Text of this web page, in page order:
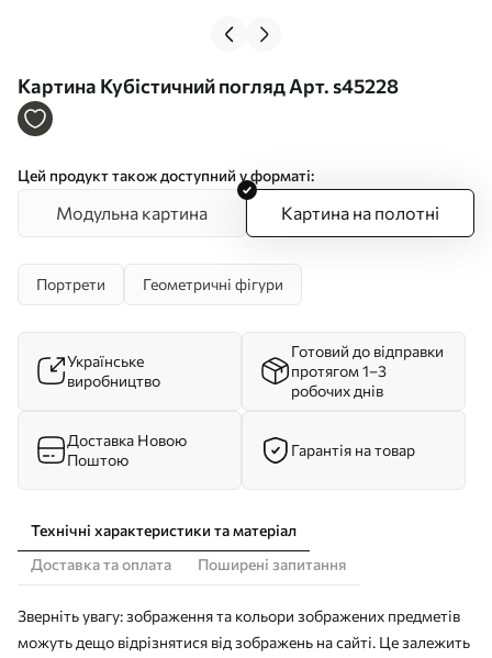
Картина Кубістичний погляд Арт. s45228
Цей продукт також доступний у форматі:
Модульна картина Картина на полотні
Портрети Геометричні фігури
Українське
виробництво
Готовий до відправки
протягом 1–3
робочих днів
Доставка Новою
Поштою
Гарантія на товар
Технічні характеристики та матеріал
Доставка та оплата
Поширені запитання
Зверніть увагу: зображення та кольори зображених предметів
можуть дещо відрізнятися від зображень на сайті. Це залежить